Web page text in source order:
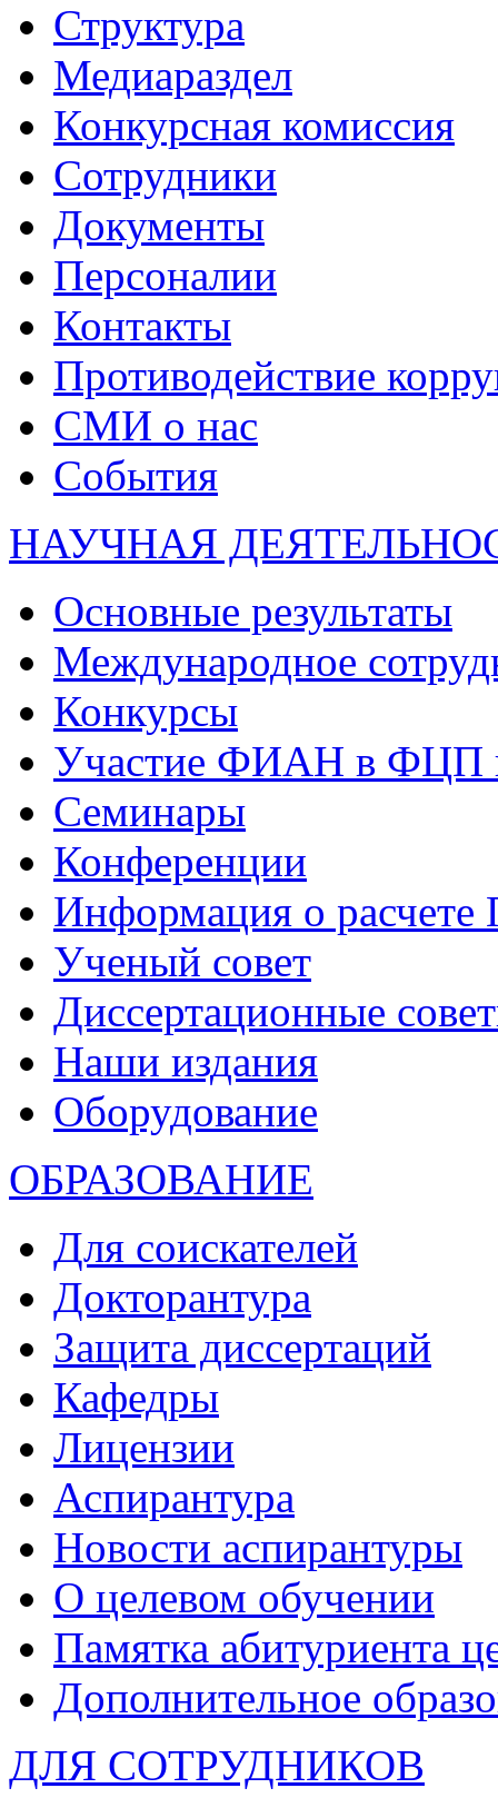
Структура
Медиараздел
Конкурсная комиссия
Сотрудники
Документы
Персоналии
Контакты
Противодействие
СМИ о нас
События
НАУЧНАЯ
Основные результаты
Международное
Конкурсы
Участие ФИАН в ФЦП
Семинары
Конференции
Информация о
Ученый совет
Диссертационные
Наши издания
Оборудование
ОБРАЗОВАНИЕ
Для соискателей
Докторантура
Защита диссертаций
Кафедры
Лицензии
Аспирантура
Новости аспирантуры
О целевом обучении
Памятка абитуриента
Дополнительное
ДЛЯ СОТРУДНИКОВ